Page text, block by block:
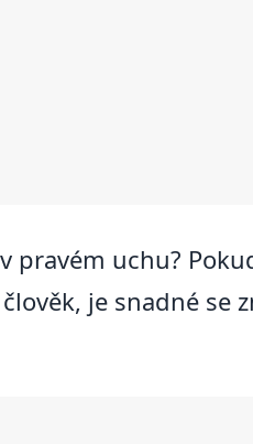
pravém uchu?
je snadné